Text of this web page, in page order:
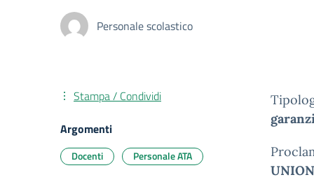
Personale scolastico
Stampa / Condividi
Argomenti
Docenti Personale ATA